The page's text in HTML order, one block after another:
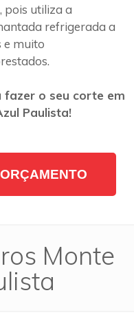
pois utiliza a
refrigerada a
e muito
fazer o seu corte em
Paulista!
Monte